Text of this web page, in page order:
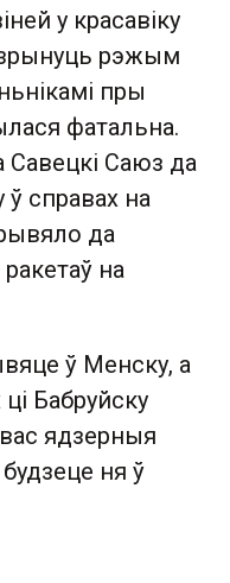
у красавіку
зрынуць рэжым
пры
фатальна.
Саюз да
справах на
да
на
ў Менску, а
Бабруйску
ядзерныя
ня ў